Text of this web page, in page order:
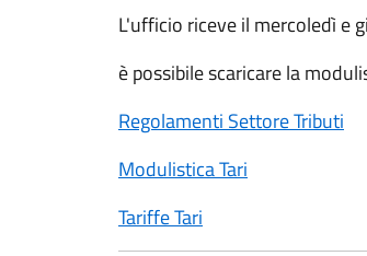
L'ufficio riceve il mercoledì e
è possibile scaricare la
Regolamenti Settore Tributi
Modulistica Tari
Tariffe Tari